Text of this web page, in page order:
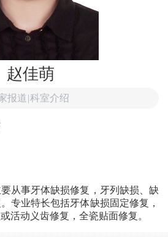
赵佳萌
报道 |科室介绍
从事牙体缺损修复，牙列缺损、缺
专业特长包括牙体缺损固定修复，
活动义齿修复，全瓷贴面修复。